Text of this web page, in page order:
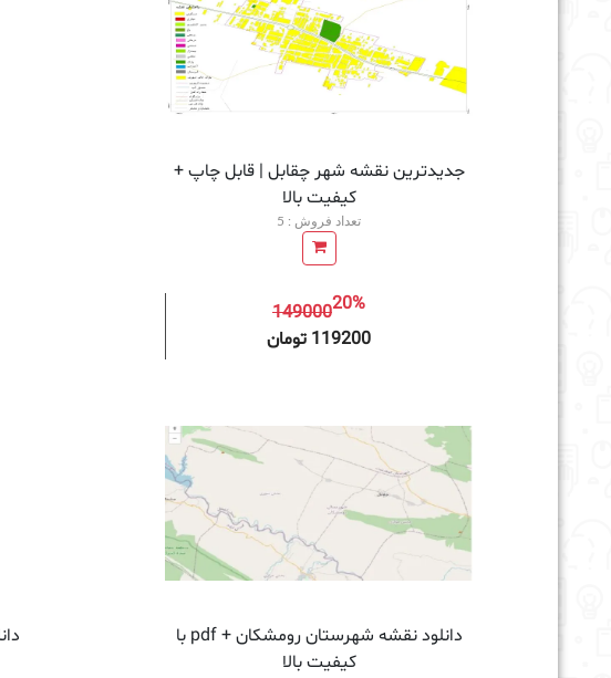
جدیدترین نقشه شهر چقابل | قابل چاپ +
کیفیت بالا
تعداد فروش : 5
14900020%
119200 تومان
دانلود نقشه شهرستان رومشکان + pdf با
کیفیت بالا